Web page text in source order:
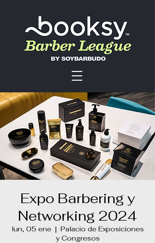
Expo Barbering y
Networking 2024
lun, 05 ene
  |
Palacio de Exposiciones
y Congresos